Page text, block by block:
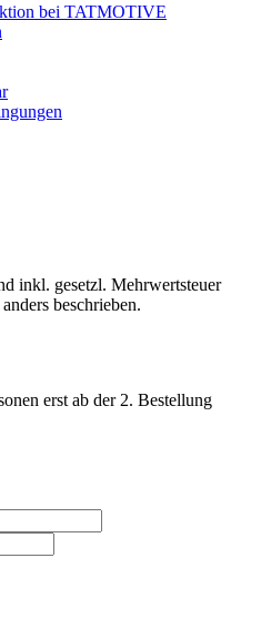
bei TATMOTIVE
inkl. gesetzl. Mehrwertsteuer
beschrieben.